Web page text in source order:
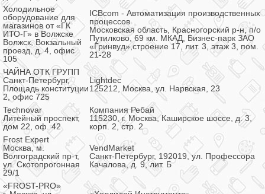
Холодильное
оборудование для
магазинов от «ГК
ИТО-Г» в Волжске
Волжск, Вокзальный
проезд, д. 4, офис
105
ICBcom - Автоматизация производственных
процессов
Московская область, Красногорский р-н, п/о
Путилково, 69 км. МКАД, Бизнес-парк ЗАО
«Гринвуд»,строение 17, лит. 3, этаж 3, пом.
21-28
ЧАЙНА ОТК ГРУПП
Санкт-Петербург,
Площадь конституции
2, офис 725
Lightdec
125212, Москва, ул. Нарвская, 23
Technovar
Литейный проспект,
дом 22, оф. 42
Компания Ребай
115230, г. Москва, Каширское шоссе, д. 3,
корп. 2, стр. 2
Frost Expert
Москва, м.
Волгоградский пр-т,
ул. Скотопрогонная
29/1
VendMarket
Санкт-Петербург, 192019, ул. Профессора
Качалова, д. 9, лит. Б
«FROST-PRO»